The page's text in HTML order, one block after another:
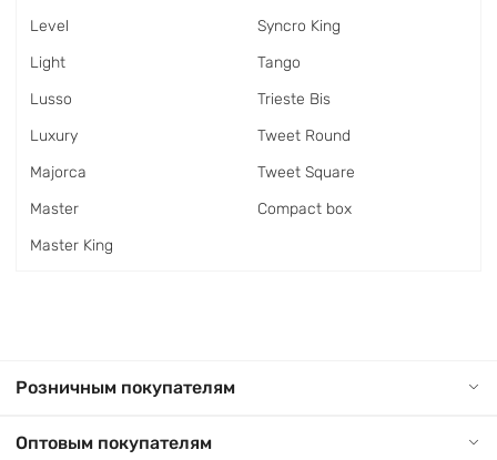
Level
Light
Lusso
Luxury
Majorca
Master
Master King
Syncro King
Tango
Trieste Bis
Tweet Round
Tweet Square
Сompact box
Розничным покупателям
Оптовым покупателям